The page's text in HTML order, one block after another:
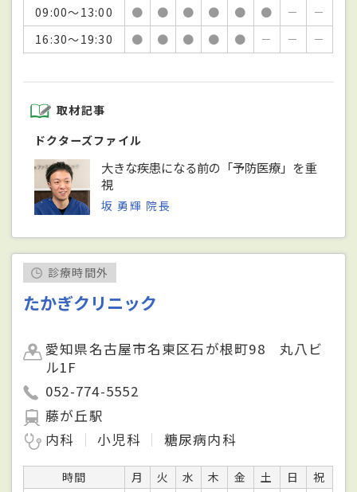
09:00～13:00 ● ● ● ● ● ● －
－
16:30～19:30
● ● ● ● ● － － －
取材記事
ドクターズファイル
大きな疾患になる前の「予防医療」を重
視
坂 勇輝 院長
診療時間外
たかぎクリニック
愛知県名古屋市名東区石が根町98 丸八ビ
ル1F
052-774-5552
藤が丘駅
内科
小児科 糖尿病内科
時間 月 火 水 木 金 土 日
祝